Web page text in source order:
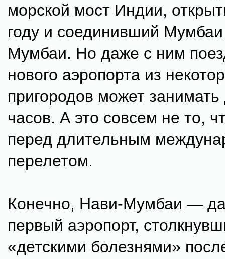
морской мост Индии,
году и соединивший
Мумбаи. Но даже с ним
нового аэропорта из
пригородов может занимать
часов. А это совсем не то,
перед длительным
перелетом.
Конечно, Нави-Мумбаи —
первый аэропорт,
«детскими болезнями»